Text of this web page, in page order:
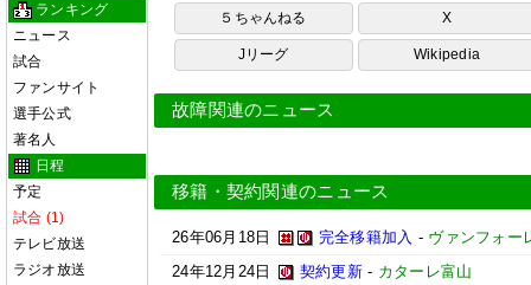
ランキング
ニュース
試合
ファンサイト
選手公式
著名人
日程
予定
試合 (1)
テレビ放送
ラジオ放送
５ちゃんねる X
Jリーグ Wikipedia
故障関連のニュース
移籍・契約関連のニュース
26年06月18日 完全移籍加入 - ヴァンフォー
24年12月24日
契約更新 - カターレ富山